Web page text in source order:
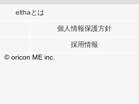
して、ユーザーに合わせたコンテンツや広告の
解析の各パートナーに提供しています。
ユーザーが各パートナーに提供した他の情報や、
ービスを使用したときに収集した他の情報を組み
elthaとは
個人情報保護方針
採用情報
© oricon ME inc.